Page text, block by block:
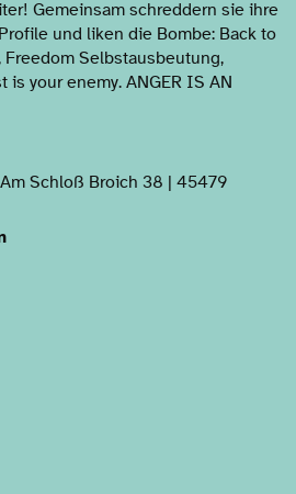
Gemeinsam schreddern sie ihre
und liken die Bombe: Back to
Freedom Selbstausbeutung,
your enemy. ANGER IS AN
Schloß Broich 38 | 45479